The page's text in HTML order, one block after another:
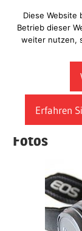
Inhalt
springen
Fotos
Diese Website
Betrieb dieser
weiter nutzen,
Erfahren